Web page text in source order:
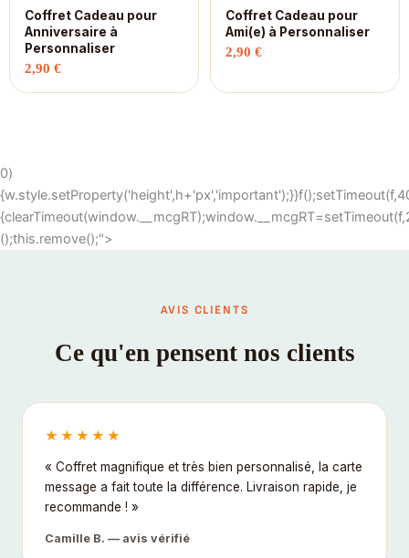
Coffret Cadeau pour
Anniversaire à
Personnaliser
2,90 €
Coffret Cadeau pour
Ami(e) à Personnaliser
2,90 €
0)
();this.remove();">
AVIS CLIENTS
Ce qu'en pensent nos clients
★★★★★
« Coffret magnifique et très bien personnalisé, la carte
message a fait toute la différence. Livraison rapide, je
recommande ! »
Camille B. — avis vérifié